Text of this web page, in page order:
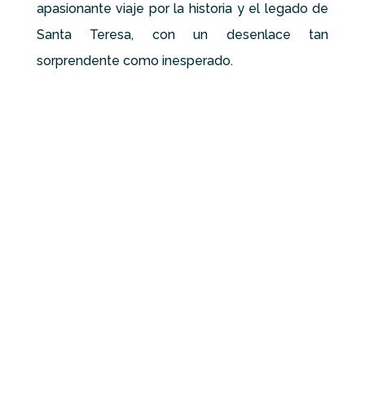
apasionante viaje por la historia y el legado de
Santa Teresa, con un desenlace tan
sorprendente como inesperado.